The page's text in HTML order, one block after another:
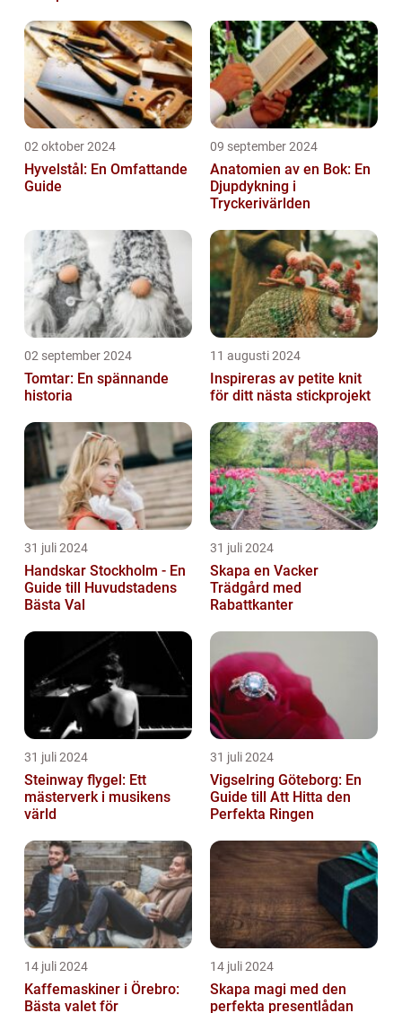
02 oktober 2024
Hyvelstål: En Omfattande
Guide
09 september 2024
Anatomien av en Bok: En
Djupdykning i
Tryckerivärlden
02 september 2024
Tomtar: En spännande
historia
11 augusti 2024
Inspireras av petite knit
för ditt nästa stickprojekt
31 juli 2024
Handskar Stockholm - En
Guide till Huvudstadens
Bästa Val
31 juli 2024
Skapa en Vacker
Trädgård med
Rabattkanter
31 juli 2024
Steinway flygel: Ett
mästerverk i musikens
värld
31 juli 2024
Vigselring Göteborg: En
Guide till Att Hitta den
Perfekta Ringen
14 juli 2024
Kaffemaskiner i Örebro:
Bästa valet för
14 juli 2024
Skapa magi med den
perfekta presentlådan